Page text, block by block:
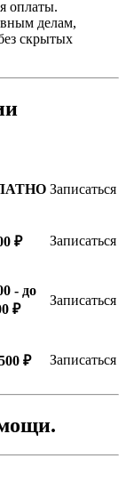
оплаты.
делам,
скрытых
Записаться
₽ Записаться
- до
₽
Записаться
₽ Записаться